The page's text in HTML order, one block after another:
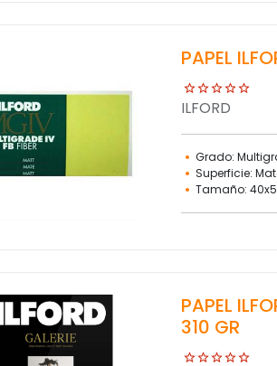
PAPEL
ILFORD
Grado:
Superficie:
Tamaño:
PAPEL
310 GR